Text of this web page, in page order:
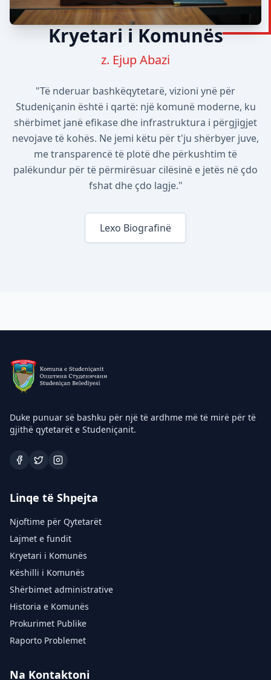
Kryetari i Komunës
z. Ejup Abazi
"Të nderuar bashkëqytetarë, vizioni ynë për
Studeniçanin është i qartë: një komunë moderne, ku
shërbimet janë efikase dhe infrastruktura i përgjigjet
nevojave të kohës. Ne jemi këtu për t'ju shërbyer juve,
me transparencë të plotë dhe përkushtim të
palëkundur për të përmirësuar cilësinë e jetës në çdo
fshat dhe çdo lagje."
Lexo Biografinë
Duke punuar së bashku për një të ardhme më të mirë për të
gjithë qytetarët e Studeniçanit.
Linqe të Shpejta
Njoftime për Qytetarët
Lajmet e fundit
Kryetari i Komunës
Këshilli i Komunës
Shërbimet administrative
Historia e Komunës
Prokurimet Publike
Raporto Problemet
Na Kontaktoni